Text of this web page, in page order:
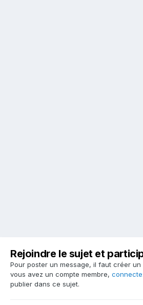
Rejoindre le sujet et
Pour poster un message, il faut créer un
vous avez un compte membre,
publier dans ce sujet.